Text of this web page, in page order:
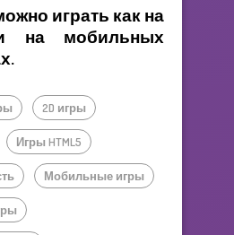
играть как на
на мобильных
2D игры
Игры HTML5
Мобильные игры